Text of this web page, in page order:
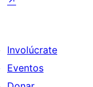
Involúcrate
Eventos